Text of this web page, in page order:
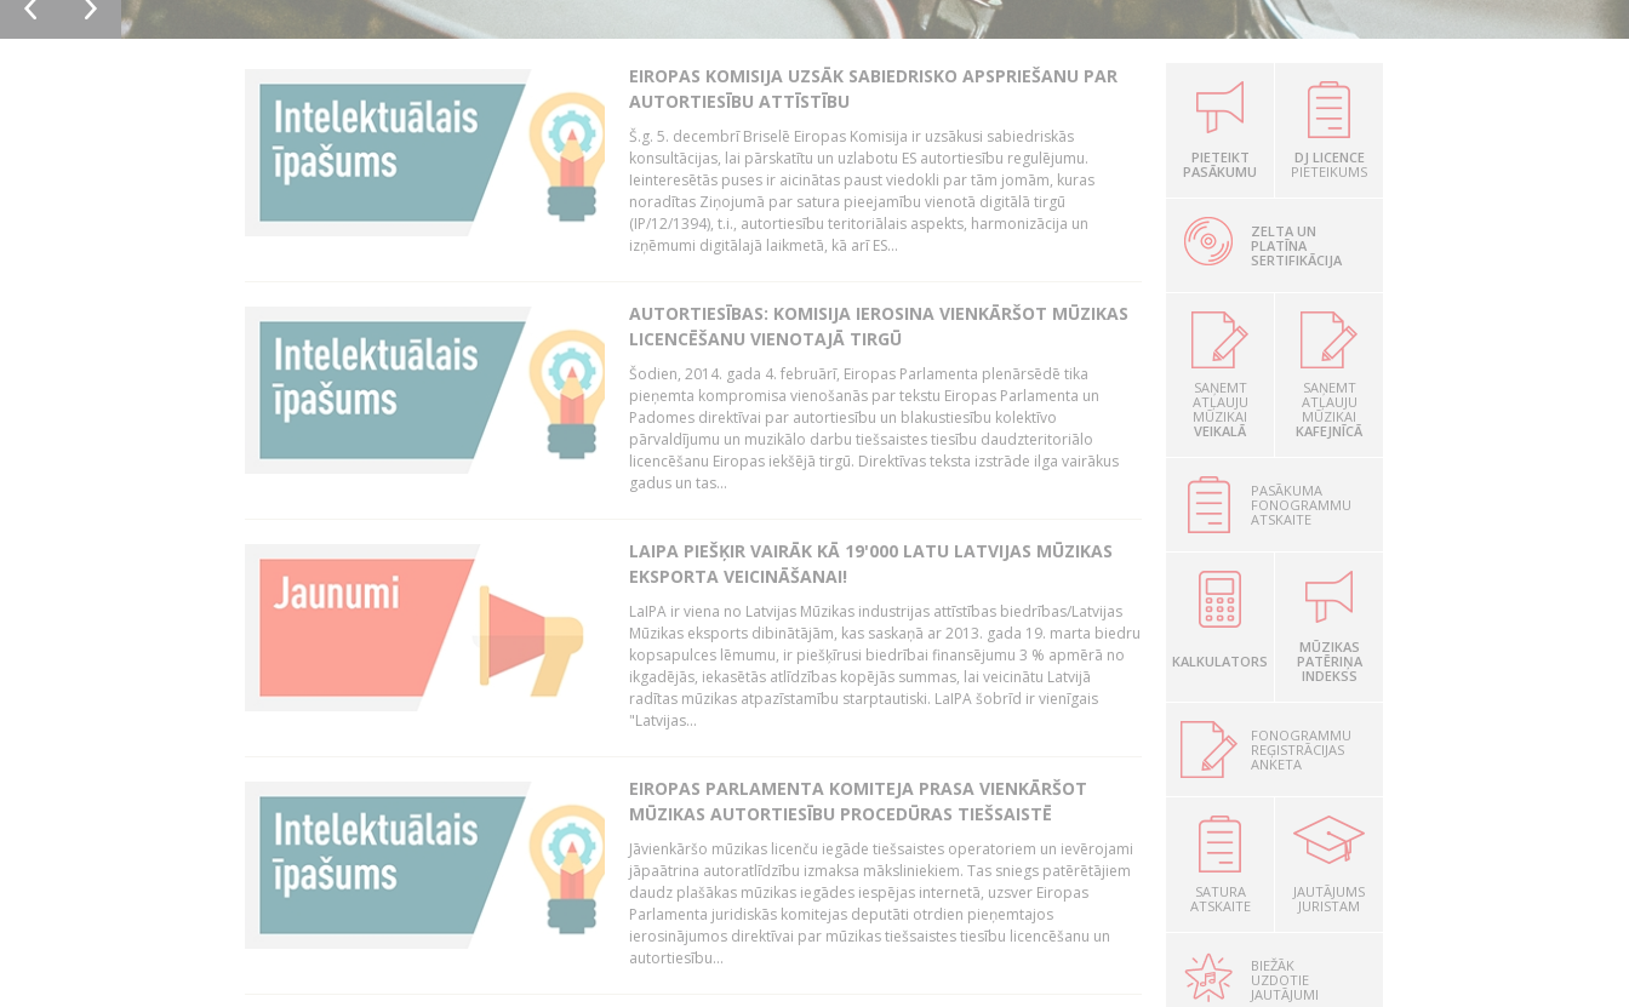
EIROPAS KOMISIJA UZSĀK SABIEDRISKO APSPRIEŠANU PAR
AUTORTIESĪBU ATTĪSTĪBU
Š.g. 5. decembrī Briselē Eiropas Komisija ir uzsākusi sabiedriskās
konsultācijas, lai pārskatītu un uzlabotu ES autortiesību regulējumu.
Ieinteresētās puses ir aicinātas paust viedokli par tām jomām, kuras
noradītas Ziņojumā par satura pieejamību vienotā digitālā tirgū
(IP/12/1394), t.i., autortiesību teritoriālais aspekts, harmonizācija un
izņēmumi digitālajā laikmetā, kā arī ES...
AUTORTIESĪBAS: KOMISIJA IEROSINA VIENKĀRŠOT MŪZIKAS
LICENCĒŠANU VIENOTAJĀ TIRGŪ
Šodien, 2014. gada 4. februārī, Eiropas Parlamenta plenārsēdē tika
pieņemta kompromisa vienošanās par tekstu Eiropas Parlamenta un
Padomes direktīvai par autortiesību un blakustiesību kolektīvo
pārvaldījumu un muzikālo darbu tiešsaistes tiesību daudzteritoriālo
licencēšanu Eiropas iekšējā tirgū. Direktīvas teksta izstrāde ilga vairākus
gadus un tas...
LAIPA PIEŠĶIR VAIRĀK KĀ 19'000 LATU LATVIJAS MŪZIKAS
EKSPORTA VEICINĀŠANAI!
LaIPA ir viena no Latvijas Mūzikas industrijas attīstības biedrības/Latvijas
Mūzikas eksports dibinātājām, kas saskaņā ar 2013. gada 19. marta biedru
kopsapulces lēmumu, ir piešķīrusi biedrībai finansējumu 3 % apmērā no
ikgadējās, iekasētās atlīdzības kopējās summas, lai veicinātu Latvijā
radītas mūzikas atpazīstamību starptautiski. LaIPA šobrīd ir vienīgais
"Latvijas...
EIROPAS PARLAMENTA KOMITEJA PRASA VIENKĀRŠOT
MŪZIKAS AUTORTIESĪBU PROCEDŪRAS TIEŠSAISTĒ
Jāvienkāršo mūzikas licenču iegāde tiešsaistes operatoriem un ievērojami
jāpaātrina autoratlīdzību izmaksa māksliniekiem. Tas sniegs patērētājiem
daudz plašākas mūzikas iegādes iespējas internetā, uzsver Eiropas
Parlamenta juridiskās komitejas deputāti otrdien pieņemtajos
ierosinājumos direktīvai par mūzikas tiešsaistes tiesību licencēšanu un
autortiesību...
PIETEIKT
PASĀKUMU
DJ LICENCE
PIETEIKUMS
ZELTA UN
PLATĪNA
SERTIFIKĀCIJA
SAŅEMT
ATĻAUJU
MŪZIKAI
VEIKALĀ
SAŅEMT
ATĻAUJU
MŪZIKAI
KAFEJNĪCĀ
PASĀKUMA
FONOGRAMMU
ATSKAITE
KALKULATORS
MŪZIKAS
PATĒRIŅA
INDEKSS
FONOGRAMMU
REĢISTRĀCIJAS
ANKETA
SATURA
ATSKAITE
JAUTĀJUMS
JURISTAM
BIEŽĀK
UZDOTIE
JAUTĀJUMI